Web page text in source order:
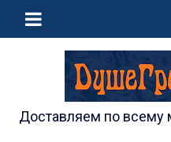
Доставляем по всему